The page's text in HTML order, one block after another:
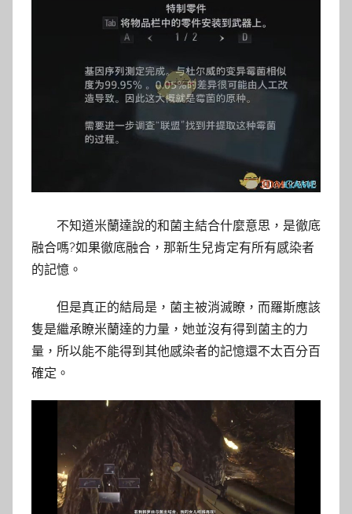
不知道米蘭達說的和菌主結合什麼意思，是徹底
融合嗎?如果徹底融合，那新生兒肯定有所有感染者
的記憶。
但是真正的結局是，菌主被消滅瞭，而羅斯應該
隻是繼承瞭米蘭達的力量，她並沒有得到菌主的力
量，所以能不能得到其他感染者的記憶還不太百分百
確定。